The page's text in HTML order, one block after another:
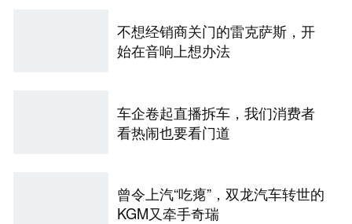
不想经销商关门的雷克萨斯，开
始在音响上想办法
车企卷起直播拆车，我们消费者
看热闹也要看门道
曾令上汽“吃瘪”，双龙汽车转世的
KGM又牵手奇瑞